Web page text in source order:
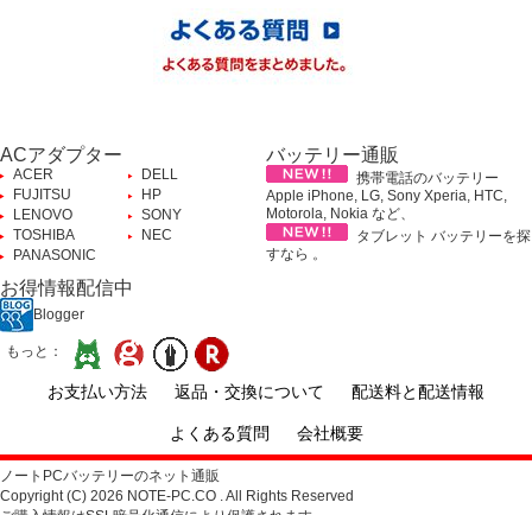
ACアダプター
ACER
DELL
FUJITSU
HP
LENOVO
SONY
TOSHIBA
NEC
PANASONIC
バッテリー通販
携帯電話のバッテリー
Apple iPhone, LG, Sony Xperia, HTC,
Motorola, Nokia など、
タブレット バッテリーを探
すなら 。
お得情報配信中
Blogger
もっと：
お支払い方法 返品・交換について 配送料と配送情報
よくある質問 会社概要
ノートPCバッテリーのネット通販
Copyright (C) 2026 NOTE-PC.CO . All Rights Reserved